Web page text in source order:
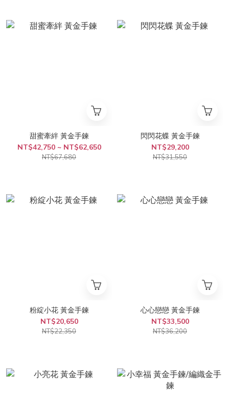
甜蜜牽絆 黃金手鍊
NT$42,750 ~ NT$62,650
NT$67,680
閃閃花蝶 黃金手鍊
NT$29,200
NT$31,550
粉綻小花 黃金手鍊
NT$20,650
NT$22,350
心心戀戀 黃金手鍊
NT$33,500
NT$36,200